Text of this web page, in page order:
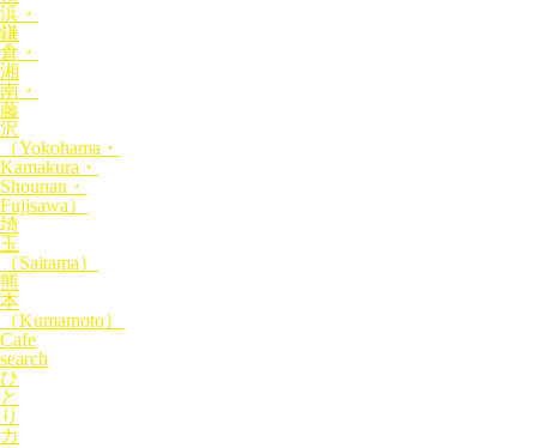
浜・
鎌
倉・
湘
南・
藤
沢
（Yokohama・
Kamakura・
Shounan・
Fujisawa）
埼
玉
（Saitama）
熊
本
（Kumamoto）
Cafe
search
ひ
と
り
カ